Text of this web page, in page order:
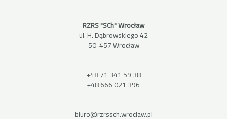
RZRS "SCh" Wrocław
ul. H. Dąbrowskiego 42
50-457 Wrocław
+48 71 341 59 38
+48 666 021 396
biuro@rzrssch.wroclaw.pl